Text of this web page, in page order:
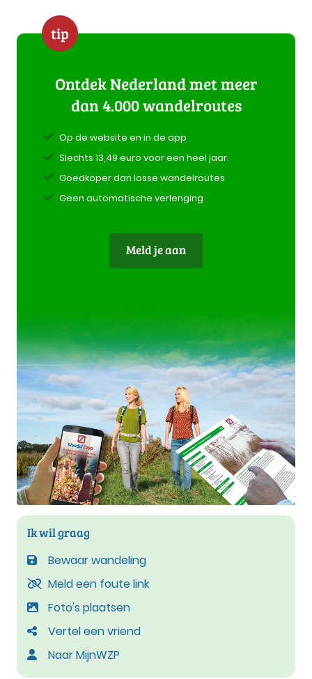
tip
Ontdek Nederland met meer
dan 4.000 wandelroutes
Op de website en in de app
Slechts 13,49 euro voor een heel jaar.
Goedkoper dan losse wandelroutes
Geen automatische verlenging
Meld je aan
Ik wil graag
Bewaar wandeling
Meld een foute link
Foto's plaatsen
Vertel een vriend
Naar MijnWZP